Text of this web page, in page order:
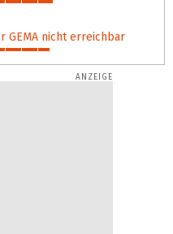
GEMA nicht erreichbar